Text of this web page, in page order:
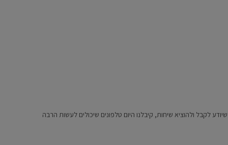
לקבל ולהוציא שיחות, קיבלנו היום טלפונים שיכולים לעשות הרבה